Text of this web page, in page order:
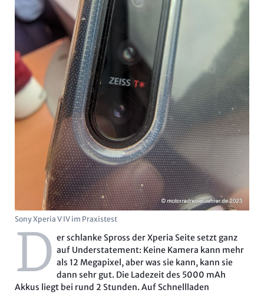
Sony Xperia V IV im Praxistest
D er schlanke Spross der Xperia Seite setzt ganz
auf Understatement: Keine Kamera kann mehr
als 12 Megapixel, aber was sie kann, kann sie
dann sehr gut. Die Ladezeit des 5000 mAh
Akkus liegt bei rund 2 Stunden. Auf Schnellladen